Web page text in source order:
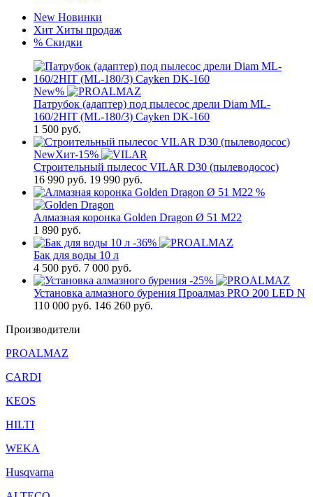
New Новинки
Хит Хиты продаж
% Скидки
New%
Патрубок (адаптер) под пылесос дрели Diam ML-
160/2HIT (ML-180/3) Cayken DK-160
1 500 руб.
NewХит-15%
Строительный пылесос VILAR D30 (пылеводосос)
16 990 руб. 19 990 руб.
%
Алмазная коронка Golden Dragon Ø 51 М22
1 890 руб.
-36%
Бак для воды 10 л
4 500 руб. 7 000 руб.
-25%
Установка алмазного бурения Проалмаз PRO 200 LED N
110 000 руб. 146 260 руб.
Производители
PROALMAZ
CARDI
KEOS
HILTI
WEKA
Husqvarna